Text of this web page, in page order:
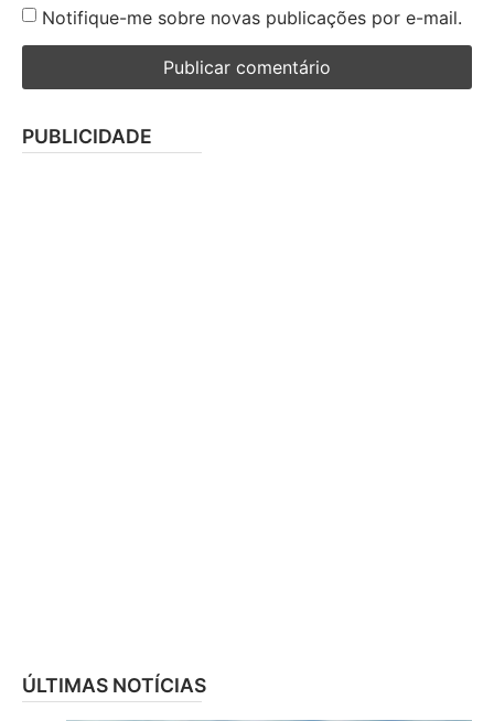
Notifique-me sobre novas publicações por e-mail.
PUBLICIDADE
ÚLTIMAS NOTÍCIAS